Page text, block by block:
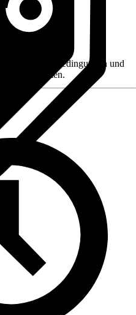
B. Rückgabebedingungen und